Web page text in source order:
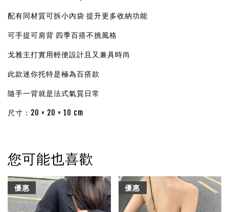
配有同材質可拆小內袋 提升更多收納功能
可手提可肩背 四季百搭不挑風格
戈雅主打實用輕便設計且又兼具時尚
此款迷你托特是極為百搭款
隨手一背就是法式氣質日常
尺寸：20 × 20 × 10 cm
您可能也喜歡
優惠 優惠